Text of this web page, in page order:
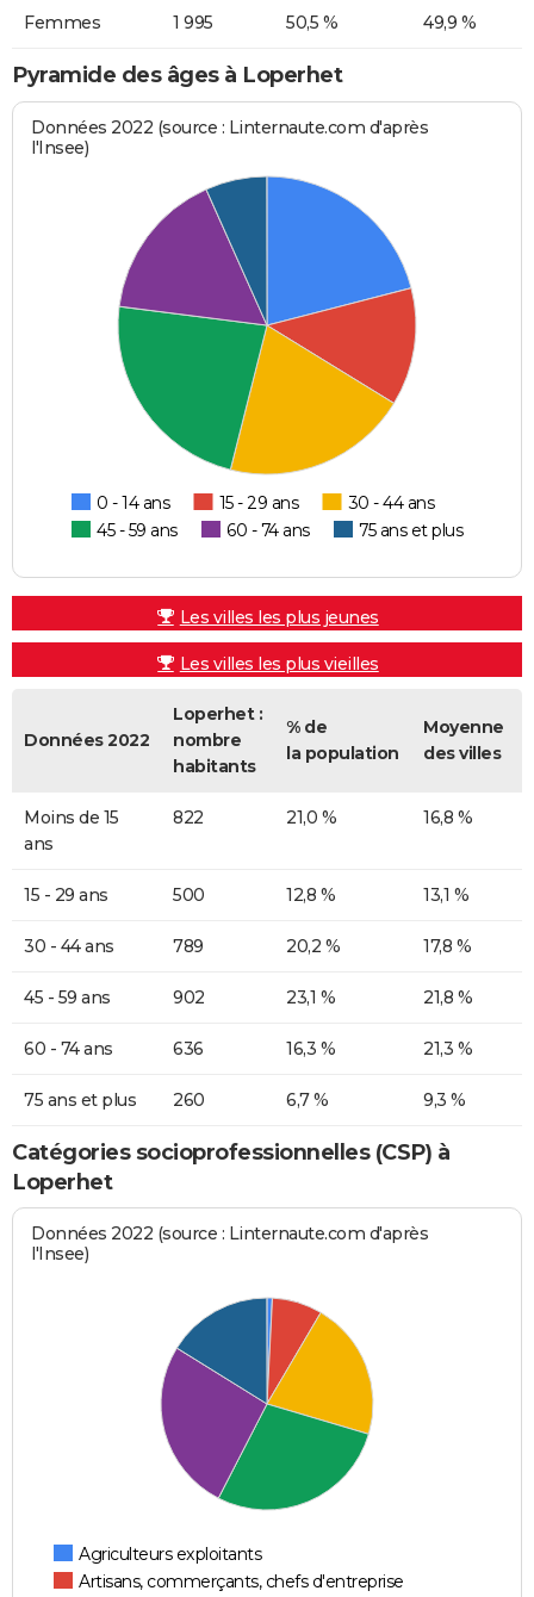
Femmes 1 995 50,5 % 49,9 %
Pyramide des âges à Loperhet
Données 2022 (source : Linternaute.com d'après
l'Insee)
0 - 14 ans 15 - 29 ans
30 - 44 ans
45 - 59 ans
60 - 74 ans 75 ans et plus
Les villes les plus jeunes
Les villes les plus vieilles
Données 2022
Loperhet :
nombre
habitants
% de
la population
Moyenne
des villes
Moins de 15
ans
822 21,0 % 16,8 %
15 - 29 ans 500 12,8 % 13,1 %
30 - 44 ans 789 20,2 % 17,8 %
45 - 59 ans 902 23,1 % 21,8 %
60 - 74 ans 636 16,3 % 21,3 %
75 ans et plus 260 6,7 % 9,3 %
Catégories socioprofessionnelles (CSP) à
Loperhet
Données 2022 (source : Linternaute.com d'après
l'Insee)
Agriculteurs exploitants
Artisans, commerçants, chefs d'entreprise